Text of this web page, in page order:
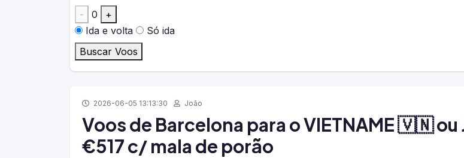
-
0
+
Ida e volta
Só ida
Buscar Voos
2026-06-05 13:13:30 João
Voos de Barcelona para o VIETNAME 🇻🇳
€517 c/ mala de porão